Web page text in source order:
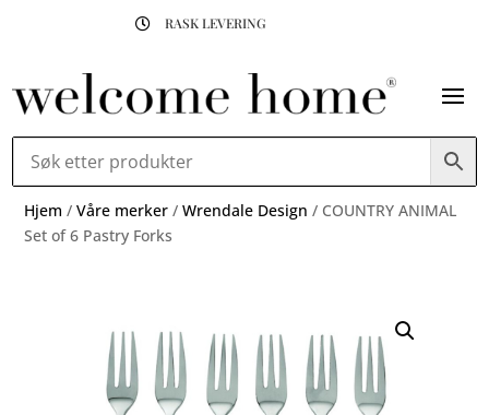
 RASK LEVERING
Hjem /Våre merker /Wrendale Design / COUNTRY ANIMAL
Set of 6 Pastry Forks